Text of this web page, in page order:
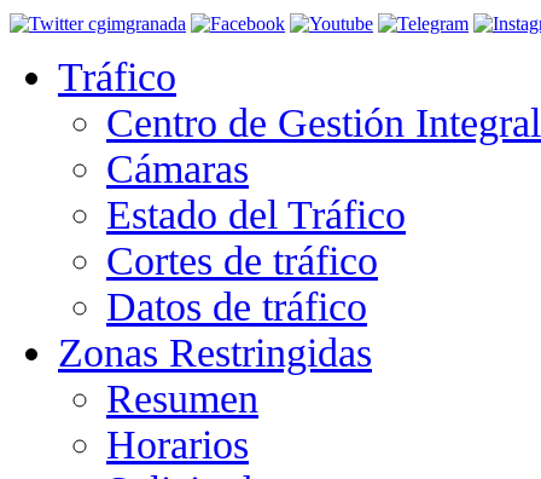
Tráfico
Centro de Gestión
Cámaras
Estado del Tráfico
Cortes de tráfico
Datos de tráfico
Zonas Restringidas
Resumen
Horarios